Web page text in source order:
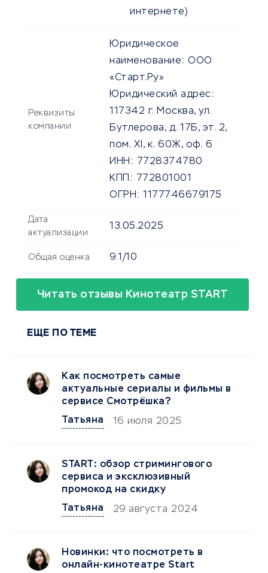
интернете)
Реквизиты
компании
Юридическое
наименование: ООО
«Старт.Ру»
Юридический адрес:
117342 г. Москва, ул.
Бутлерова, д. 17Б, эт. 2,
пом. XI, к. 60Ж, оф. 6
ИНН:
7728374780
КПП:
772801001
ОГРН: 1177746679175
Дата
актуализации
13.05.2025
Общая оценка 9.1/10
Читать отзывы Кинотеатр START
ЕЩЕ ПО ТЕМЕ
Как посмотреть самые
актуальные сериалы и фильмы в
сервисе Смотрёшка?
Татьяна
16 июля 2025
START: обзор стримингового
сервиса и эксклюзивный
промокод на скидку
Татьяна
29 августа 2024
Новинки: что посмотреть в
онлайн-кинотеатре Start